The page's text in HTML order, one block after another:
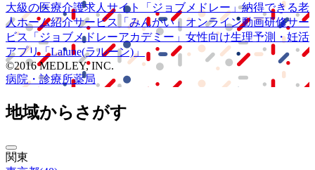
大級の医療介護求人サイト 「ジョブメドレー」納得できる老
人ホーム紹介サービス
「みんかい」 オンライン動画研修サー
ビス
「ジョブメドレーアカデミー」 女性向け生理予測・妊活
アプリ「Lalune(ラルーン)」
©2016 MEDLEY, INC.
病院・診療所薬局
地域からさがす
関東